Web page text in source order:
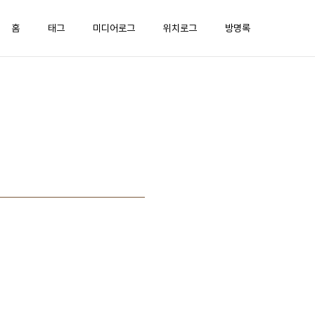
홈 태그 미디어로그 위치로그 방명록